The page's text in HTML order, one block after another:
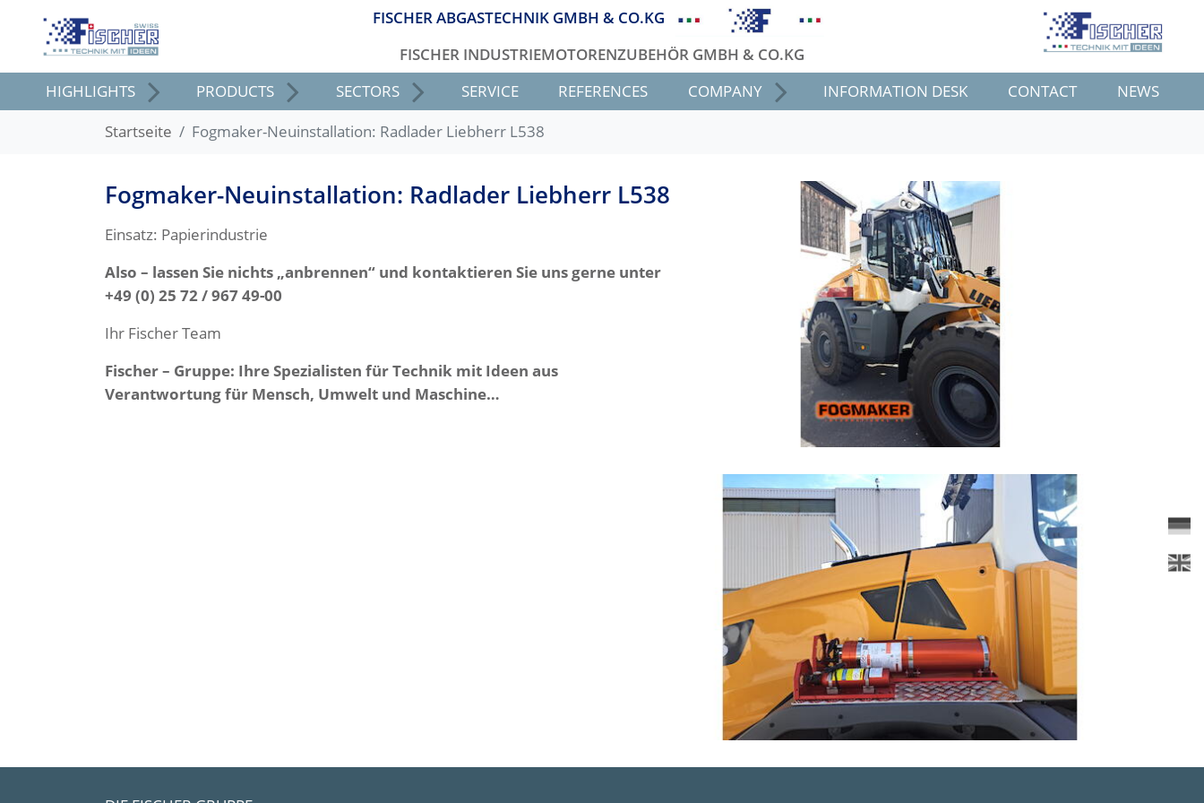
FISCHER ABGASTECHNIK GMBH & CO.KG
FISCHER INDUSTRIEMOTORENZUBEHÖR GMBH & CO.KG
HIGHLIGHTS
PRODUCTS SECTORS SERVICE REFERENCES COMPANY INFORMATION DESK CONTACT
NEWS
Startseite
Fogmaker-Neuinstallation: Radlader Liebherr L538
Fogmaker-Neuinstallation: Radlader Liebherr L538
Einsatz: Papierindustrie
Also – lassen Sie nichts „anbrennen“ und kontaktieren Sie uns gerne unter
+49 (0) 25 72 / 967 49-00
Ihr Fischer Team
Fischer – Gruppe: Ihre Spezialisten für Technik mit Ideen aus
Verantwortung für Mensch, Umwelt und Maschine…